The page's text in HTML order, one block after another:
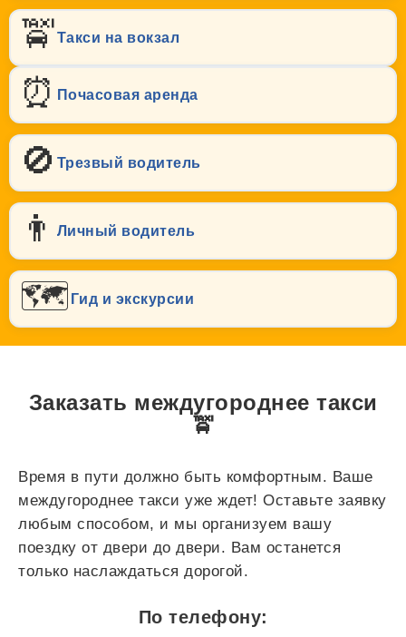
🚖Такси на вокзал
⏰ Почасовая аренда
🚫 Трезвый водитель
👨 Личный водитель
🗺️ Гид и экскурсии
Заказать междугороднее такси
🚖
Время в пути должно быть комфортным. Ваше
междугороднее такси уже ждет! Оставьте заявку
любым способом, и мы организуем вашу
поездку от двери до двери. Вам останется
только наслаждаться дорогой.
По телефону: